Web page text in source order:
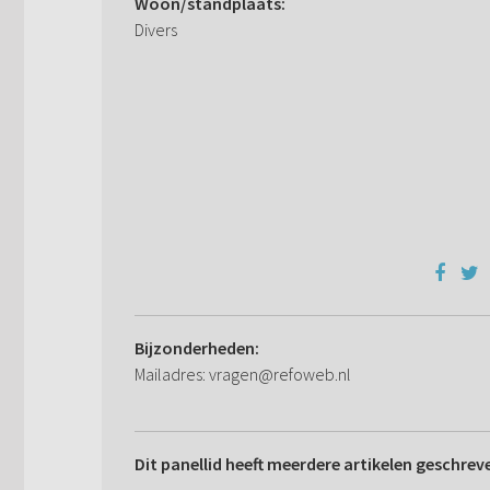
Divers
Bijzonderheden:
Mailadres: vragen@refoweb.nl
Dit panellid heeft meerdere artikelen